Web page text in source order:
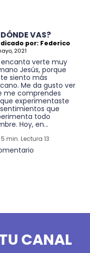
VAS?
por: Federico
2021
encanta verte muy
Jesús, porque
siento más
Me da gusto ver
me comprendes
experimentaste
que
todo
Hoy, en...
5 min. Lectura 13
CANAL